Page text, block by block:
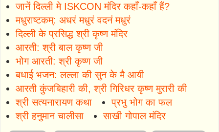
जानें दिल्ली मे ISKCON मंदिर कहाँ-कहाँ हैं?
मधुराष्टकम्: अधरं मधुरं वदनं मधुरं
दिल्ली के प्रसिद्ध श्री कृष्ण मंदिर
आरती: श्री बाल कृष्ण जी
भोग आरती: श्री कृष्ण जी
बधाई भजन: लल्ला की सुन के मै आयी
आरती कुंजबिहारी की, श्री गिरिधर कृष्ण मुरारी की
श्री सत्यनारायण कथा
प्रभु भोग का फल
श्री हनुमान चालीसा
साखी गोपाल मंदिर